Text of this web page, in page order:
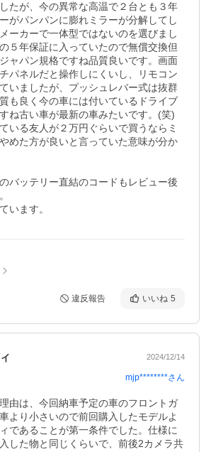
たが、今の異常な高温で２台とも３年
がパンパンに膨れミラーが分解してし
ーカーで一体型ではないのを選びまし
５年保証に入っていたので無償交換但
ャパン規格ですね品質良いです。画面
パネルだと操作しにくいし、リモコン
いましたが、プッシュレバー式は抜群
も良く今の車には付いているドライブ
ね古い車が最新の車みたいです。(笑)
いる友人が２万円ぐらいで買うならミ
めた方が良いと言っていた意味が分か
バッテリー直結のコードもレビュー後
ます。
違反報告 いいね 5
2024/12/14
mjp********さん
由は、今回納車予定の車のフロントガ
より小さいので前回購入したモデルよ
であることが第一条件でした。仕様に
した物と同じくらいで、前後2カメラ共